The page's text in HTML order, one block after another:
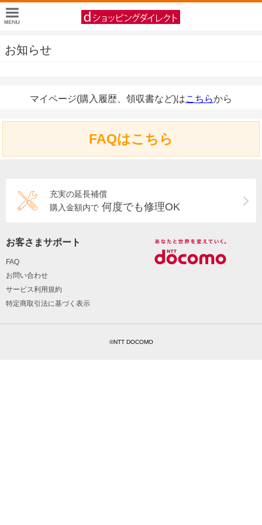
お知らせ
マイページ(購入履歴、領収書など)はこちらから
FAQはこちら
充実の延長補償
購入金額内で 何度でも修理OK
お客さまサポート
FAQ
お問い合わせ
サービス利用規約
特定商取引法に基づく表示
©NTT DOCOMO